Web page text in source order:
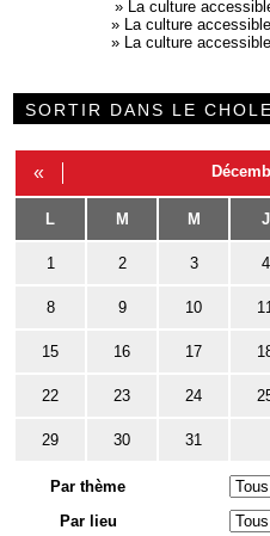
»
La culture
»
La culture
»
La culture
SORTIR DANS LE
«
L M M J
1 2 3 4
8 9 10 11
15 16 17
22 23 24
29 30 31
Par thème
Par lieu